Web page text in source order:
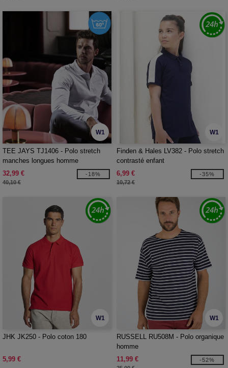
W1
TEE JAYS TJ1406 - Polo stretch
manches longues homme
32,99 €
40,10 €
-18%
W1
Finden & Hales LV382 - Polo stretch
contrasté enfant
6,99 €
10,72 €
-35%
W1
JHK JK250 - Polo coton 180
5,99 €
W1
RUSSELL RU508M - Polo organique
homme
11,99 €
-52%